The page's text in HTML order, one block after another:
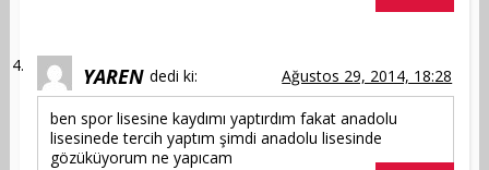
YAREN dedi ki: Ağustos 29, 2014, 18:28
ben spor lisesine kaydımı yaptırdım fakat anadolu
lisesinede tercih yaptım şimdi anadolu lisesinde
gözüküyorum ne yapıcam